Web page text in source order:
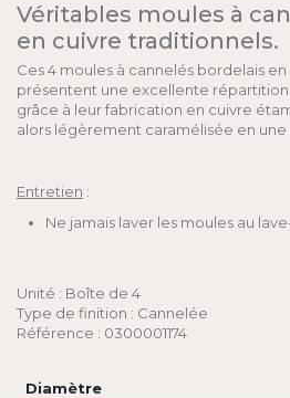
Véritables moules à
en cuivre traditionnels.
Ces 4 moules à cannelés bordelais
présentent une excellente
grâce à leur fabrication en cuivre
alors légèrement caramélisée en
Entretien :
Ne jamais laver les moules au
Unité : Boîte de 4
Type de finition : Cannelée
Référence : 0300001174
Diamètre